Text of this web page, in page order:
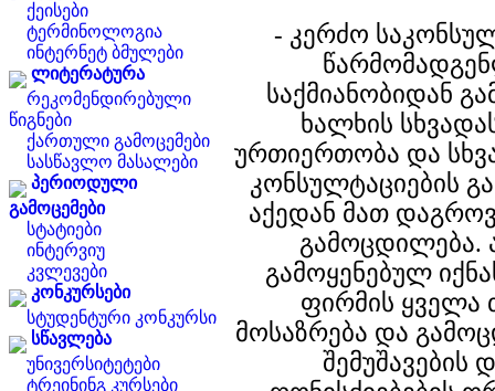
ქეისები
ტერმინოლოგია
ინტერნეტ ბმულები
ლიტერატურა
რეკომენდირებული
წიგნები
ქართული გამოცემები
სასწავლო მასალები
პერიოდული
გამოცემები
სტატიები
ინტერვიუ
კვლევები
კონკურსები
სტუდენტური კონკურსი
სწავლება
უნივერსიტეტები
ტრეინინგ კურსები
- კერძო
საქმიანობიდან
ხალხის
ურთიერთობა და
კონსულტაციების
აქედან მათ
გამოცდილება.
გამოყენებულ
ფირმის ყველა
მოსაზრება და
შემუშავების